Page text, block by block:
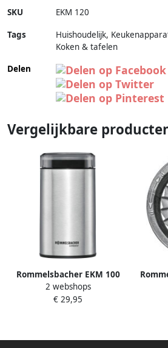
SKU EKM 120
Tags
Huishoudelijk,
Koken & tafelen
Delen
Vergelijkbare
Rommelsbacher EKM 100
Koffiemolen – 200 W RVS
Behuizing – 70 g
Transparant Afneembaar
2 webshops
€ 29,95